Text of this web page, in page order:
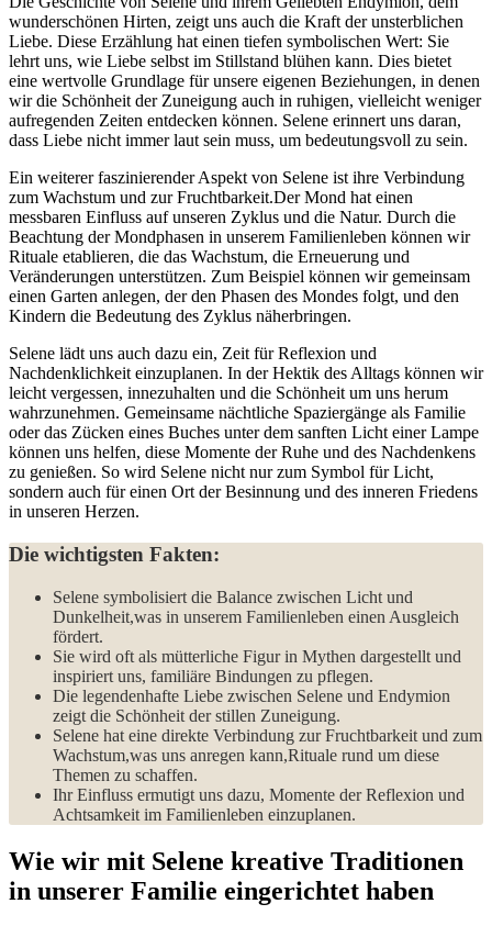
wunderschönen Hirten, zeigt uns‍ auch die Kraft der unsterblichen
Liebe.⁤ Diese⁢ Erzählung hat einen ‍tiefen symbolischen Wert: Sie
lehrt uns, wie Liebe selbst im Stillstand blühen kann. Dies bietet
eine wertvolle Grundlage für ⁢unsere eigenen Beziehungen,​ in denen
wir die Schönheit der Zuneigung auch in ruhigen, vielleicht weniger
aufregenden Zeiten‍ entdecken können. Selene erinnert uns daran,
dass Liebe nicht immer laut sein muss, um bedeutungsvoll zu sein.
Ein weiterer faszinierender Aspekt von Selene ist ihre Verbindung
zum Wachstum und zur​ Fruchtbarkeit.Der Mond hat einen
messbaren Einfluss auf unseren Zyklus und die Natur. Durch die
Beachtung der‍ Mondphasen in unserem Familienleben können⁢ wir
Rituale etablieren, die das Wachstum,​ die Erneuerung und
Veränderungen unterstützen.‍ Zum ⁤Beispiel können wir gemeinsam
einen Garten⁢ anlegen, der ​den Phasen des Mondes folgt, und den
Kindern die Bedeutung des ⁣Zyklus näherbringen.
Selene lädt uns auch dazu ein, Zeit für⁣ Reflexion und
Nachdenklichkeit einzuplanen. In der⁢ Hektik des​ Alltags können wir
leicht vergessen, innezuhalten und die Schönheit um uns herum
wahrzunehmen. Gemeinsame ‍nächtliche Spaziergänge als Familie
oder das Zücken eines Buches⁢ unter dem sanften Licht einer Lampe
können uns ​helfen, diese Momente der ​Ruhe und des Nachdenkens
zu genießen. So wird Selene nicht nur zum Symbol für Licht,
sondern ⁤auch für einen Ort der Besinnung und des ⁣inneren Friedens
in unseren Herzen.
Die wichtigsten Fakten:
Selene symbolisiert die Balance zwischen Licht und
Dunkelheit,was in unserem ‌Familienleben einen Ausgleich
fördert.
Sie wird oft als mütterliche Figur in Mythen dargestellt und
inspiriert uns, familiäre Bindungen zu pflegen.
Die legendenhafte Liebe zwischen Selene und Endymion
zeigt die Schönheit der stillen Zuneigung.
Selene ‌hat eine direkte Verbindung zur Fruchtbarkeit und zum⁤
Wachstum,was uns anregen kann,Rituale rund um‌ diese
‌Themen zu schaffen.
Ihr Einfluss ermutigt uns ​dazu, Momente ​der Reflexion und
Achtsamkeit‌ im Familienleben einzuplanen.
Wie wir ⁢mit Selene kreative Traditionen
in unserer Familie eingerichtet haben